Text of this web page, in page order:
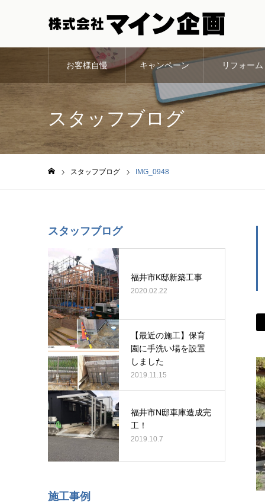
お客様自慢 キャンペーン リフォーム
スタッフブログ
スタッフブログ IMG_0948
スタッフブログ
福井市K邸新築工事
2020.02.22
【最近の施工】保育
園に手洗い場を設置
しました
2019.11.15
福井市N邸車庫造成完
工！
2019.10.7
施工事例